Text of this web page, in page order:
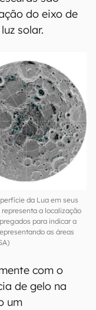
do eixo de
solar.
da Lua em seus
a localização
para indicar a
as áreas
com o
de gelo na
um